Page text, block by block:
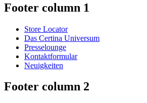
Footer column 1
Store Locator
Das Certina Universum
Presselounge
Kontaktformular
Neuigkeiten
Footer column 2